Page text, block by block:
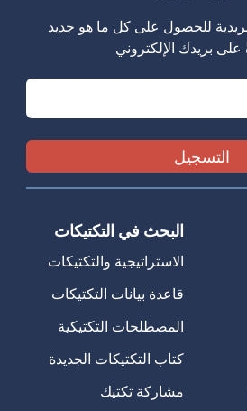
للحصول على كل ما هو جديد
بريدك الإلكتروني
البحث في التكتيكات
الاستراتيجية والتكتيكات
قاعدة بيانات التكتيكات
المصطلحات التكتيكية
كتاب التكتيكات الجديدة
مشاركة تكتيك